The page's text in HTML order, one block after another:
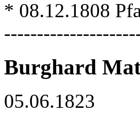
* 08.12.1808
Burghard
05.06.1823